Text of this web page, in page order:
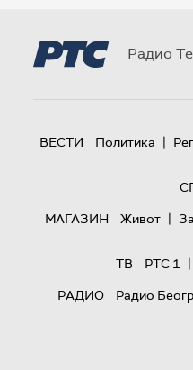
Радио
ВЕСТИ Политика |
МАГАЗИН
Живот |
ТВ
РТС 1 |
РАДИО
Радио